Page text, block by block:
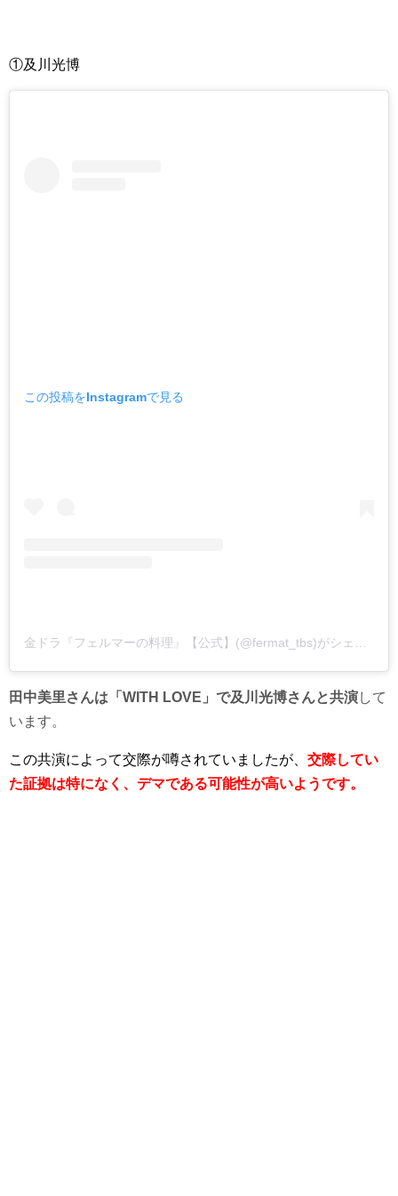
①及川光博
この投稿をInstagramで見る
田中美里さんは「WITH LOVE」で及川光博さんと共演して
います。
この共演によって交際が噂されていましたが、 交際してい
た証拠は特になく、デマである可能性が高いようです。